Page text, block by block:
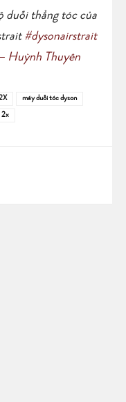
duỗi thẳng tóc của
#dysonairstrait
Huỳnh Thuyên
máy duỗi tóc dyson
2x